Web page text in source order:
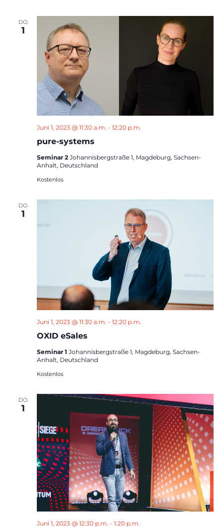
DO.
1
pure-systems
Juni 1, 2023 @ 11:30 a.m. - 12:20 p.m.
Seminar 2 Johannisbergstraße 1, Magdeburg, Sachsen-
Anhalt, Deutschland
Kostenlos
DO.
1
OXID eSales
Juni 1, 2023 @ 11:30 a.m. - 12:20 p.m.
Seminar 1 Johannisbergstraße 1, Magdeburg, Sachsen-
Anhalt, Deutschland
Kostenlos
DO.
1
Juni 1, 2023 @ 12:30 p.m. - 1:20 p.m.